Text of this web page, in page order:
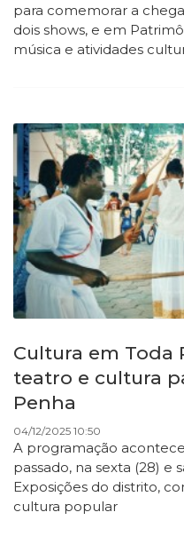
para comemorar a
dois shows, e em
música e atividades
Cultura em Toda
teatro e cultura
Penha
04/12/2025 10:50
A programação
passado, na sexta (28) e
Exposições do distrito,
cultura popular